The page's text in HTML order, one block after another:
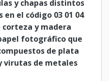
y chapas distintos
en el código 03 01 04
corteza y madera
fotográfico que
de plata
virutas de metales